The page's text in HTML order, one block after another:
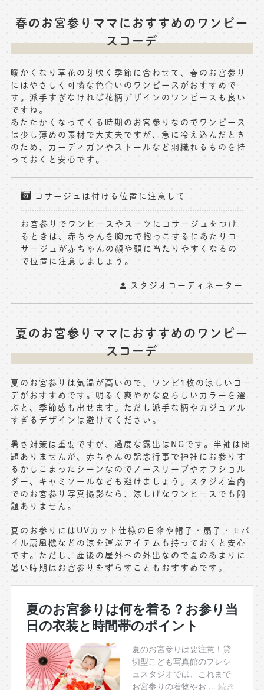
春のお宮参りママにおすすめのワンピー
スコーデ
暖かくなり草花の芽吹く季節に合わせて、春のお宮参り
にはやさしく可憐な色合いのワンピースがおすすめで
す。派手すぎなければ花柄デザインのワンピースも良い
ですね。
あたたかくなってくる時期のお宮参りなのでワンピース
は少し薄めの素材で大丈夫ですが、急に冷え込んだとき
のため、カーディガンやストールなど羽織れるものを持
っておくと安心です。
コサージュは付ける位置に注意して
お宮参りでワンピースやスーツにコサージュをつけ
るときは、赤ちゃんを胸元で抱っこするにあたりコ
サージュが赤ちゃんの顔や頭に当たりやすくなるの
で位置に注意しましょう。
スタジオコーディネーター
夏のお宮参りママにおすすめのワンピー
スコーデ
夏のお宮参りは気温が高いので、ワンピ1枚の涼しいコー
デがおすすめです。明るく爽やかな夏らしいカラーを選
ぶと、季節感も出せます。ただし派手な柄やカジュアル
すぎるデザインは避けてください。
暑さ対策は重要ですが、過度な露出はNGです。半袖は問
題ありませんが、赤ちゃんの記念行事で神社にお参りす
るかしこまったシーンなのでノースリーブやオフショル
ダー、キャミソールなども避けましょう。スタジオ室内
でのお宮参り写真撮影なら、涼しげなワンピースでも問
題ありません。
夏のお参りにはUVカット仕様の日傘や帽子・扇子・モバ
イル扇風機などの涼を運ぶアイテムも持っておくと安心
です。ただし、産後の屋外への外出なので夏のあまりに
暑い時期はお宮参りをずらすこともおすすめです。